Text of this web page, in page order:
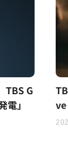
TBS G
」